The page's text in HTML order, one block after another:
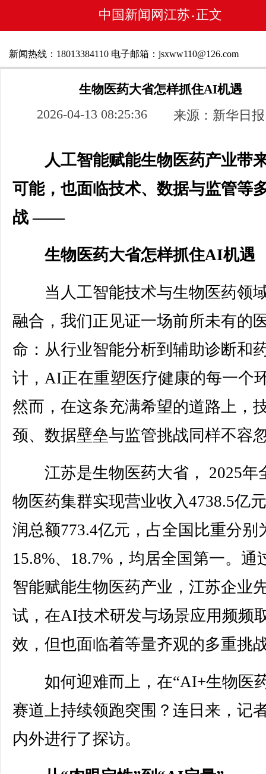
中国新闻网江苏 • 正文
新闻热线：18013384110 电子邮箱：jsxww110@126.com
生物医药大省怎样抓住AI机遇
2026-04-13 08:25:36 来源：新华日报
人工智能赋能生物医药产业带
可能，也面临技术、数据与监管等
战 ——
生物医药大省怎样抓住AI机遇
当人工智能技术与生物医药领
融合，我们正见证一场前所未有的
命：从行业智能分析到辅助诊断和
计，AI正在重塑医疗健康的每一个
然而，在这条充满希望的道路上，
颈、数据壁垒与监管挑战同样不容
江苏是生物医药大省， 2025年
物医药集群实现营业收入4738.5亿
润总额773.4亿元，占全国比重分别
15.8%、18.7%，均居全国第一。通
智能赋能生物医药产业，江苏企业
试，在AI技术研发与场景应用频频
效，但也面临着等量齐观的多重挑
如何迎难而上，在“AI+生物医
赛道上持续领跑突围？连日来，记
内外进行了探访。